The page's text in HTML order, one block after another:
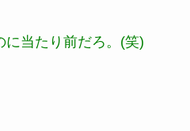
に当たり前だろ。(笑)